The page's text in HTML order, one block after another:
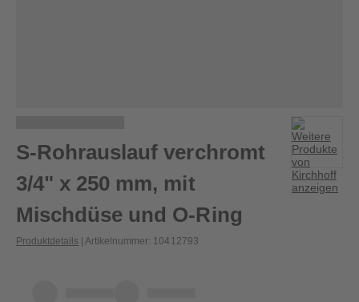
S-Rohrauslauf verchromt
3/4" x 250 mm, mit
Mischdüse und O-Ring
Produktdetails | Artikelnummer: 10412793